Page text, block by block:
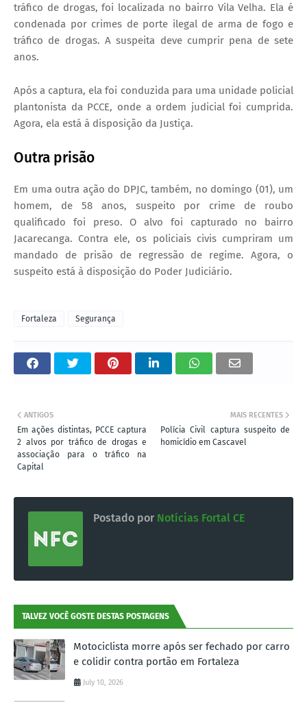
tráfico de drogas, foi localizada no bairro Vila Velha. Ela é
condenada por crimes de porte ilegal de arma de fogo e
tráfico de drogas. A suspeita deve cumprir pena de sete
anos.
Após a captura, ela foi conduzida para uma unidade policial
plantonista da PCCE, onde a ordem judicial foi cumprida.
Agora, ela está à disposição da Justiça.
Outra prisão
Em uma outra ação do DPJC, também, no domingo (01), um
homem, de 58 anos, suspeito por crime de roubo
qualificado foi preso. O alvo foi capturado no bairro
Jacarecanga. Contra ele, os policiais civis cumpriram um
mandado de prisão de regressão de regime. Agora, o
suspeito está à disposição do Poder Judiciário.
Fortaleza Segurança
MAIS RECENTES
Polícia Civil captura suspeito de
homicídio em Cascavel
ANTIGOS
Em ações distintas, PCCE captura
2 alvos por tráfico de drogas e
associação para o tráfico na
Capital
Postado por Notícias Fortal CE
TALVEZ VOCÊ GOSTE DESTAS POSTAGENS
Motociclista morre após ser fechado por carro
e colidir contra portão em Fortaleza
July 10, 2026